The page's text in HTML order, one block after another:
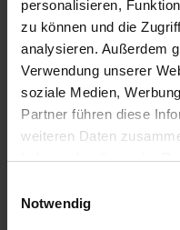
personalisieren,
zu können und die
analysieren. Außerdem
Verwendung unserer
soziale Medien,
Partner führen diese
weiteren Daten
haben oder die sie im
Notwendig